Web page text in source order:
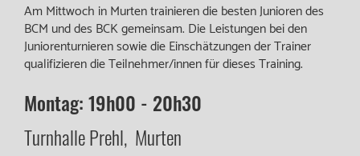
Am Mittwoch in Murten trainieren die besten Junioren des
BCM und des BCK gemeinsam. Die Leistungen bei den
Juniorenturnieren sowie die Einschätzungen der Trainer
qualifizieren die Teilnehmer/innen für dieses Training.
Montag: 19h00 - 20h30
Turnhalle Prehl, Murten